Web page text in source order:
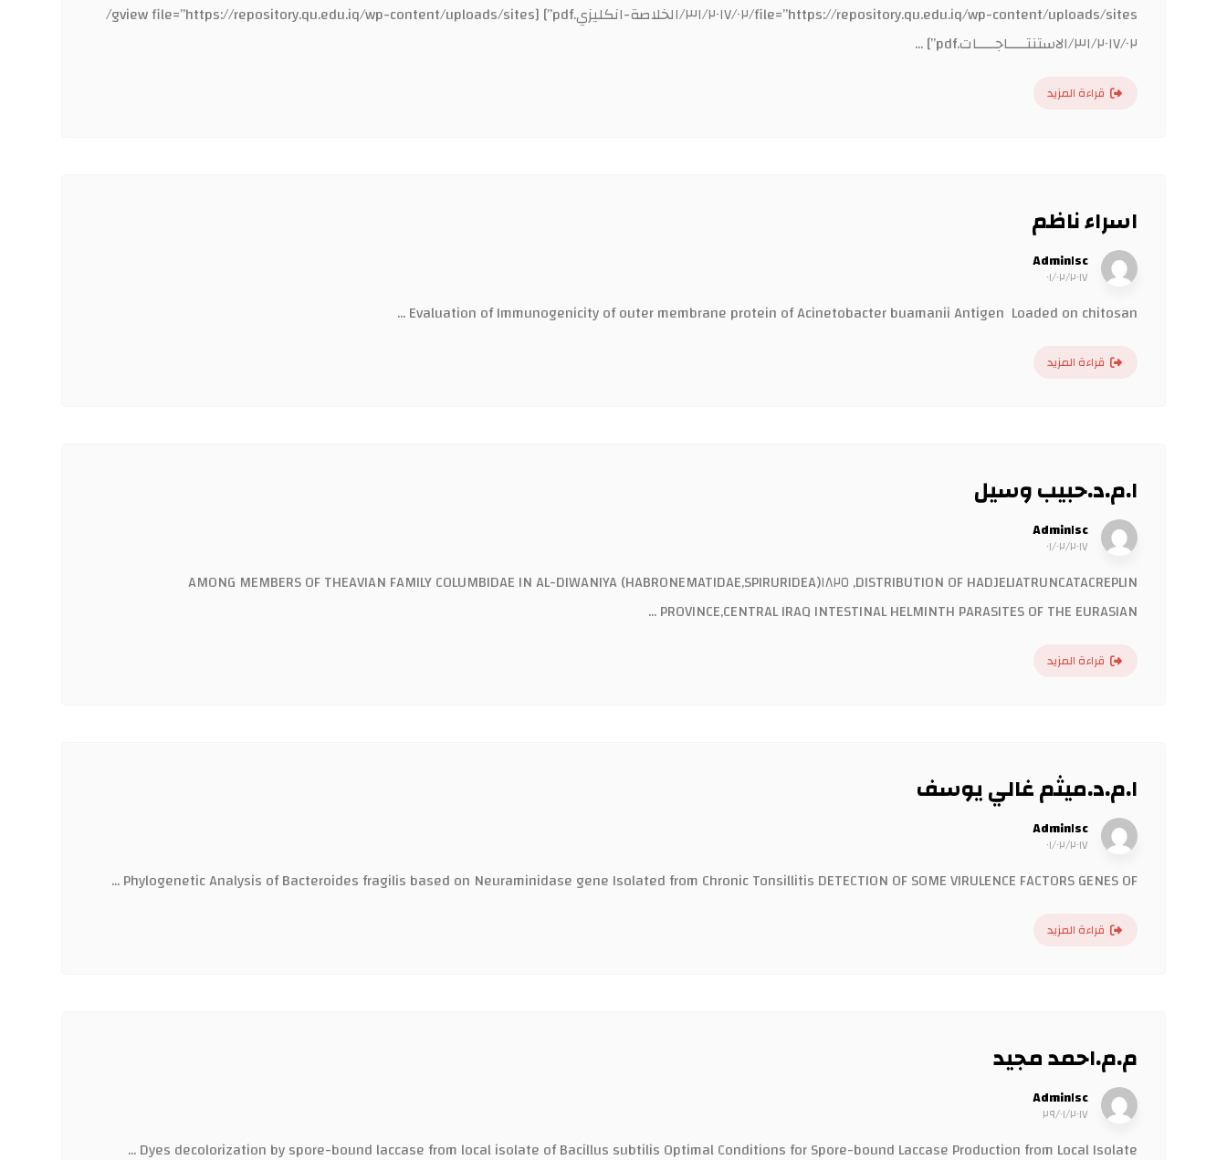
file=”https://repository.qu.edu.iq/wp-content/uploads/sites/٣١/٢٠١٧/٠٢/الخلاصة-انكليزي.pdf”] [gview file=”https://repository.qu.edu.iq/wp-content/uploads/sites/
٣١/٢٠١٧/٠٢/الاستنتــــاجــــات.pdf”] ...
قراءة المزيد
اسراء ناظم
Admin١sc
٠١/٠٢/٢٠١٧
Evaluation of Immunogenicity of outer membrane protein of Acinetobacter buamanii Antigen Loaded on chitosan ...
قراءة المزيد
ا.م.د.حبيب وسيل
Admin١sc
٠١/٠٢/٢٠١٧
DISTRIBUTION OF HADJELIATRUNCATACREPLIN, ١٨٢٥(HABRONEMATIDAE,SPIRURIDEA) AMONG MEMBERS OF THEAVIAN FAMILY COLUMBIDAE IN AL-DIWANIYA
PROVINCE,CENTRAL IRAQ INTESTINAL HELMINTH PARASITES OF THE EURASIAN ...
قراءة المزيد
ا.م.د.ميثم غالي يوسف
Admin١sc
٠١/٠٢/٢٠١٧
Phylogenetic Analysis of Bacteroides fragilis based on Neuraminidase gene Isolated from Chronic Tonsillitis DETECTION OF SOME VIRULENCE FACTORS GENES OF ...
قراءة المزيد
م.م.احمد مجيد
Admin١sc
٢٩/٠١/٢٠١٧
Dyes decolorization by spore-bound laccase from local isolate of Bacillus subtilis Optimal Conditions for Spore-bound Laccase Production from Local Isolate ...